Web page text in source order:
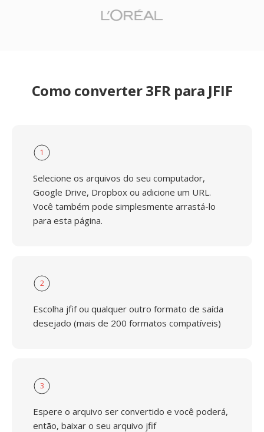
Como converter 3FR para JFIF
1
Selecione os arquivos do seu computador,
Google Drive, Dropbox ou adicione um URL.
Você também pode simplesmente arrastá-lo
para esta página.
2
Escolha jfif ou qualquer outro formato de saída
desejado (mais de 200 formatos compatíveis)
3
Espere o arquivo ser convertido e você poderá,
então, baixar o seu arquivo jfif